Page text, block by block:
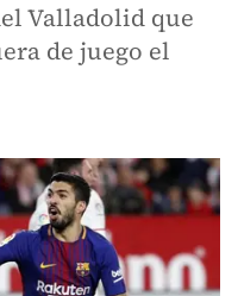
Valladolid que
de juego el